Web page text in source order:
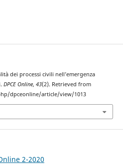
dei processi civili nell’emergenza
DPCE Online, 43(2). Retrieved from
dpceonline/article/view/1013
2-2020